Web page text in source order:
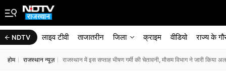
NDTV लाइव टीवी ताजातरीन जिला क्राइम वीडियो राज्‍य के
होम राजस्थान न्यूज़ राजस्थान में इस सप्ताह भीषण गर्मी की चेतावनी, मौसम व‍िभाग ने जारी क‍िया